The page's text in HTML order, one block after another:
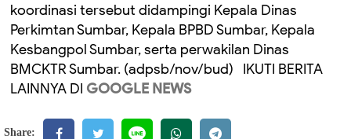
koordinasi tersebut didampingi Kepala Dinas
Perkimtan Sumbar, Kepala BPBD Sumbar, Kepala
Kesbangpol Sumbar, serta perwakilan Dinas
BMCKTR Sumbar. (adpsb/nov/bud) IKUTI BERITA
LAINNYA DI GOOGLE NEWS
Share: